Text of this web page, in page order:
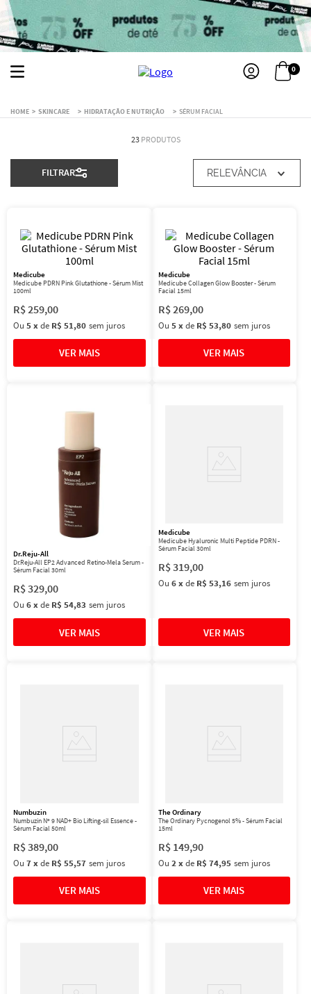
0
SKINCARE HIDRATAÇÃO E NUTRIÇÃO SÉRUM FACIAL
23 PRODUTOS
FILTRAR RELEVÂNCIA
Medicube
Medicube PDRN Pink Glutathione - Sérum Mist
100ml
R$259,00
Ou 5xde R$ 51,80 sem juros
Medicube
Medicube Collagen Glow Booster - Sérum
Facial 15ml
R$269,00
Ou 5 xde R$ 53,80 sem juros
Dr.Reju-All
Dr.Reju-All EP2 Advanced Retino-Mela Serum -
Sérum Facial 30ml
R$329,00
Ou 6xde R$ 54,83 sem juros
Medicube
Medicube Hyaluronic Multi Peptide PDRN -
Sérum Facial 30ml
R$319,00
Ou 6 xde R$ 53,16 sem juros
Numbuzin
Numbuzin Nº 9 NAD+ Bio Lifting-sil Essence -
Sérum Facial 50ml
R$389,00
Ou 7xde R$ 55,57 sem juros
The Ordinary
The Ordinary Pycnogenol 5% - Sérum Facial
15ml
R$ 149,90
Ou 2 xde R$ 74,95 sem juros